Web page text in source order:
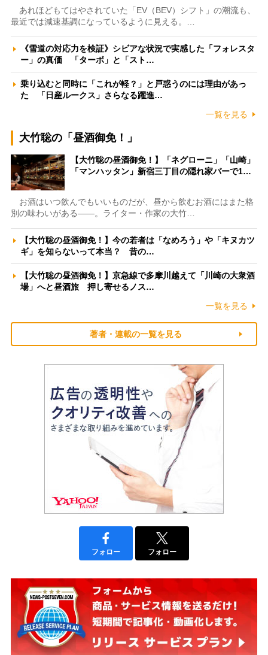
あれほどもてはやされていた「EV（BEV）シフト」の潮流も、
最近では減速基調になっているように見える。…
《雪道の対応力を検証》シビアな状況で実感した「フォレスタ
ー」の真価 「ターボ」と「スト…
乗り込むと同時に「これが軽？」と戸惑うのには理由があっ
た 「日産ルークス」さらなる躍進…
一覧を見る
大竹聡の「昼酒御免！」
【大竹聡の昼酒御免！】「ネグローニ」「山崎」
「マンハッタン」新宿三丁目の隠れ家バーで1…
お酒はいつ飲んでもいいものだが、昼から飲むお酒にはまた格
別の味わいがある――。ライター・作家の大竹…
【大竹聡の昼酒御免！】今の若者は「なめろう」や「キヌカツ
ギ」を知らないって本当？ 昔の…
【大竹聡の昼酒御免！】京急線で多摩川越えて「川崎の大衆酒
場」へと昼酒旅 押し寄せるノス…
一覧を見る
著者・連載の一覧を見る
フォロー フォロー